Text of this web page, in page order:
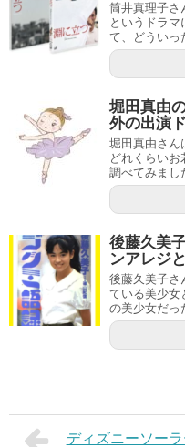
筒井真理子さ
というドラ
て、どういっ
堀田真由
外の出演
堀田真由さん
どれくらい
調べてみまし
後藤久美
ンアレジ
後藤久美子さ
ている美少女
の美少女だっ
ディズニーソー